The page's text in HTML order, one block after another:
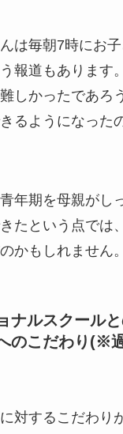
は毎朝7時にお
報道もあります
しかったであろ
るようになった
年期を母親がし
たという点では
かもしれません。
ナルスクール
のこだわり(※
対するこだわり